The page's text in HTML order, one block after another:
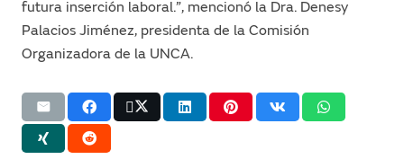
futura inserción laboral.”, mencionó la Dra. Denesy
Palacios Jiménez, presidenta de la Comisión
Organizadora de la UNCA.